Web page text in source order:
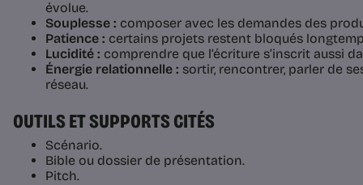
évolue.
Souplesse : composer avec les demandes des
Patience : certains projets restent bloqués
Lucidité : comprendre que l’écriture s’inscrit aussi
Énergie relationnelle : sortir, rencontrer, parler de
réseau.
OUTILS ET SUPPORTS CITÉS
Scénario.
Bible ou dossier de présentation.
Pitch.